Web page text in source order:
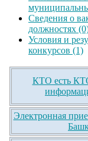
Сведения о
должностях
Условия и
конкурсов (1)
КТО есть
Электронная